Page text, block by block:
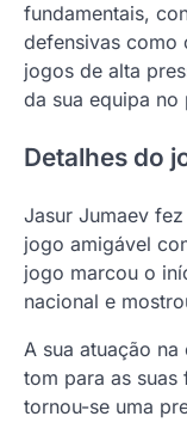
fundamentais,
defensivas como
jogos de alta
da sua equipa no
Detalhes do
Jasur Jumaev
jogo amigável
jogo marcou o
nacional e
A sua atuação
tom para as suas
tornou-se uma